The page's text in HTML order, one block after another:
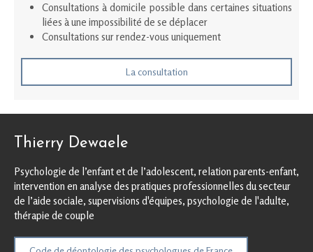
Consultations à domicile possible dans certaines situations
liées à une impossibilité de se déplacer
Consultations sur rendez-vous uniquement
La consultation
Thierry Dewaele
Psychologie de l’enfant et de l’adolescent, relation parents-enfant,
intervention en analyse des pratiques professionnelles du secteur
de l’aide sociale, supervisions d'équipes, psychologie de l'adulte,
thérapie de couple